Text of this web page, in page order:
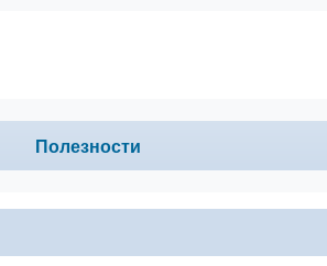
Полезности